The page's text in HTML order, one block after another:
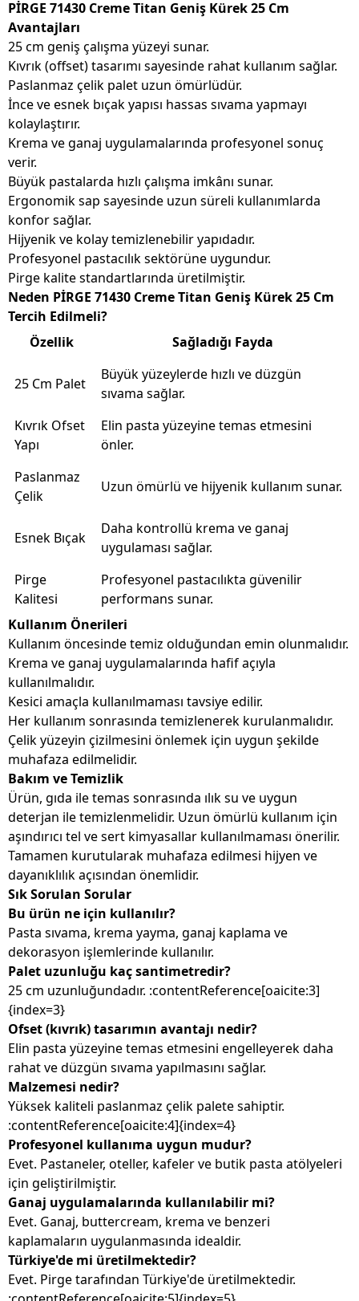
PİRGE 71430 Creme Titan Geniş Kürek 25 Cm
Avantajları
25 cm geniş çalışma yüzeyi sunar.
Kıvrık (offset) tasarımı sayesinde rahat kullanım sağlar.
Paslanmaz çelik palet uzun ömürlüdür.
İnce ve esnek bıçak yapısı hassas sıvama yapmayı
kolaylaştırır.
Krema ve ganaj uygulamalarında profesyonel sonuç
verir.
Büyük pastalarda hızlı çalışma imkânı sunar.
Ergonomik sap sayesinde uzun süreli kullanımlarda
konfor sağlar.
Hijyenik ve kolay temizlenebilir yapıdadır.
Profesyonel pastacılık sektörüne uygundur.
Pirge kalite standartlarında üretilmiştir.
Neden PİRGE 71430 Creme Titan Geniş Kürek 25 Cm
Tercih Edilmeli?
Özellik
Sağladığı Fayda
25 Cm Palet
Büyük yüzeylerde hızlı ve düzgün
sıvama sağlar.
Kıvrık Ofset
Yapı
Elin pasta yüzeyine temas etmesini
önler.
Paslanmaz
Çelik
Uzun ömürlü ve hijyenik kullanım sunar.
Esnek Bıçak
Daha kontrollü krema ve ganaj
uygulaması sağlar.
Pirge
Kalitesi
Profesyonel pastacılıkta güvenilir
performans sunar.
Kullanım Önerileri
Kullanım öncesinde temiz olduğundan emin olunmalıdır.
Krema ve ganaj uygulamalarında hafif açıyla
kullanılmalıdır.
Kesici amaçla kullanılmaması tavsiye edilir.
Her kullanım sonrasında temizlenerek kurulanmalıdır.
Çelik yüzeyin çizilmesini önlemek için uygun şekilde
muhafaza edilmelidir.
Bakım ve Temizlik
Ürün, gıda ile temas sonrasında ılık su ve uygun
deterjan ile temizlenmelidir. Uzun ömürlü kullanım için
aşındırıcı tel ve sert kimyasallar kullanılmaması önerilir.
Tamamen kurutularak muhafaza edilmesi hijyen ve
dayanıklılık açısından önemlidir.
Sık Sorulan Sorular
Bu ürün ne için kullanılır?
Pasta sıvama, krema yayma, ganaj kaplama ve
dekorasyon işlemlerinde kullanılır.
Palet uzunluğu kaç santimetredir?
25 cm uzunluğundadır. :contentReference[oaicite:3]
{index=3}
Ofset (kıvrık) tasarımın avantajı nedir?
Elin pasta yüzeyine temas etmesini engelleyerek daha
rahat ve düzgün sıvama yapılmasını sağlar.
Malzemesi nedir?
Yüksek kaliteli paslanmaz çelik palete sahiptir.
:contentReference[oaicite:4]{index=4}
Profesyonel kullanıma uygun mudur?
Evet. Pastaneler, oteller, kafeler ve butik pasta atölyeleri
için geliştirilmiştir.
Ganaj uygulamalarında kullanılabilir mi?
Evet. Ganaj, buttercream, krema ve benzeri
kaplamaların uygulanmasında idealdir.
Türkiye'de mi üretilmektedir?
Evet. Pirge tarafından Türkiye'de üretilmektedir.